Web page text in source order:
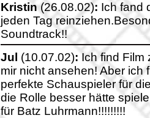
Kristin(26.08.02): Ich fand
jeden Tag
Soundtrack!!
Jul (10.07.02): Ich find Film
mir nicht ansehen! Aber ich
perfekte Schauspieler für
die Rolle besser hätte
für Batz Luhrmann!!!!!!!!!